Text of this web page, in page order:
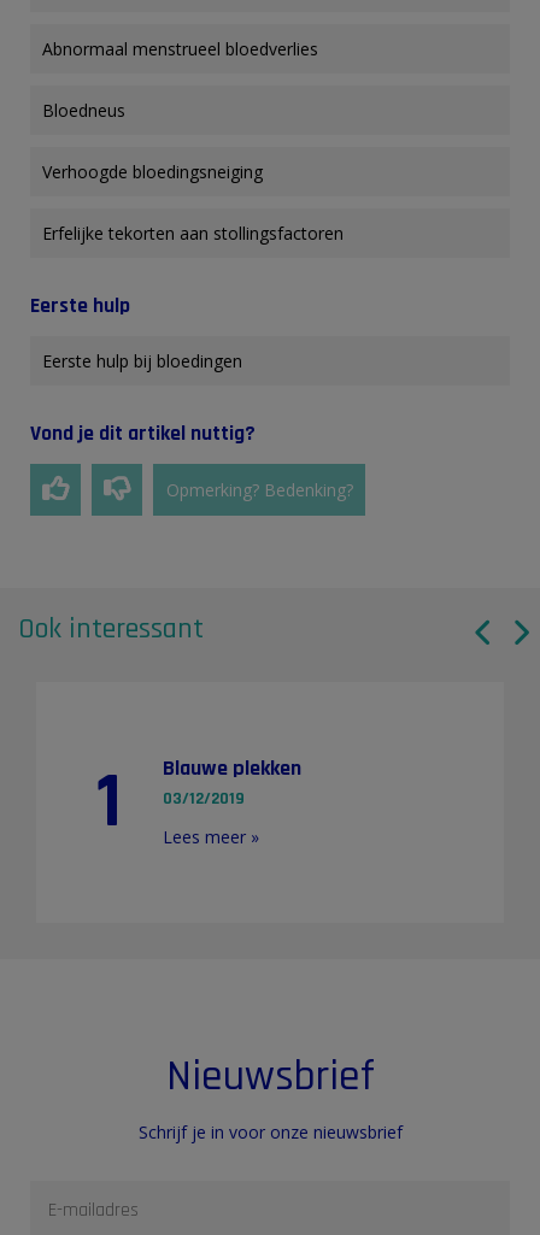
Abnormaal menstrueel bloedverlies
Bloedneus
Verhoogde bloedingsneiging
Erfelijke tekorten aan stollingsfactoren
Eerste hulp
Eerste hulp bij bloedingen
Vond je dit artikel nuttig?
Opmerking? Bedenking?
Ook interessant
1 Blauwe plekken
03/12/2019
Lees meer »
Nieuwsbrief
Schrijf je in voor onze nieuwsbrief